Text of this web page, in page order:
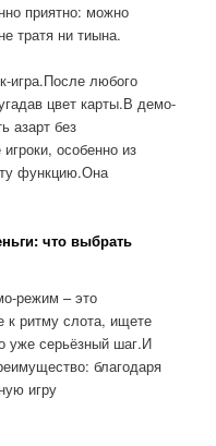
приятно: можно
тратя ни тиына.
игра.После любого
цвет карты.В демо-
азарт без
особенно из
функцию.Она
что выбрать
режим – это
к ритму слота, ищете
уже серьёзный шаг.И
благодаря
игру